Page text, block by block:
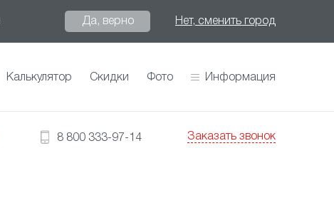
Да, верно Нет, сменить город
Калькулятор Скидки Фото Информация
8 800 333-97-14 Заказать звонок